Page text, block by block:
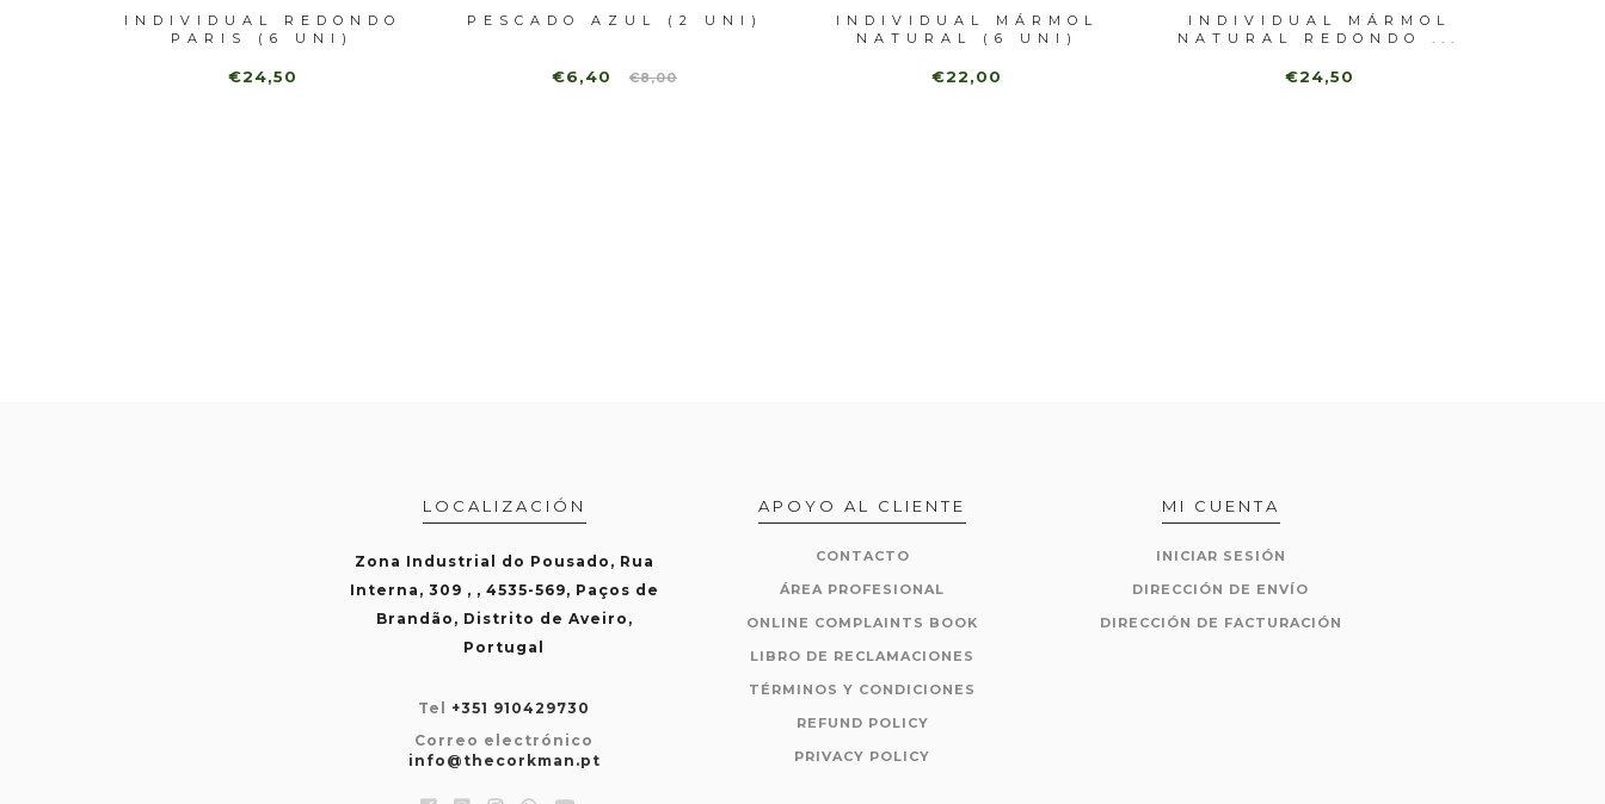
INDIVIDUAL REDONDO
PARIS (6 UNI)
€24,50
PESCADO AZUL (2 UNI)
€6,40 €8,00
INDIVIDUAL MÁRMOL
NATURAL (6 UNI)
€22,00
INDIVIDUAL MÁRMOL
NATURAL REDONDO ...
€24,50
LOCALIZACIÓN
Zona Industrial do Pousado, Rua
Interna, 309 , , 4535-569, Paços de
Brandão, Distrito de Aveiro,
Portugal
Tel +351 910429730
Correo electrónico
info@thecorkman.pt
APOYO AL CLIENTE
CONTACTO
ÁREA PROFESIONAL
ONLINE COMPLAINTS BOOK
LIBRO DE RECLAMACIONES
TÉRMINOS Y CONDICIONES
REFUND POLICY
PRIVACY POLICY
MI CUENTA
INICIAR SESIÓN
DIRECCIÓN DE ENVÍO
DIRECCIÓN DE FACTURACIÓN